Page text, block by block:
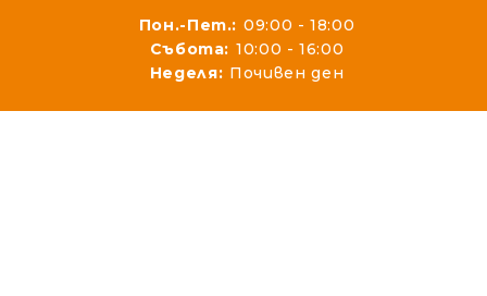
Пон.-Пет.: 09:00 - 18:00
Събота: 10:00 - 16:00
Неделя: Почивен ден